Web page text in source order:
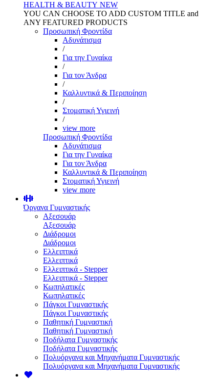
HEALTH & BEAUTY NEW
YOU CAN CHOOSE TO ADD CUSTOM TITLE and
ANY FEATURED PRODUCTS
Προσωπική Φροντίδα
Αδυνάτισμα
/
Για την Γυναίκα
/
Για τον Άνδρα
/
Καλλυντικά & Περιποίηση
/
Στοματική Υγιεινή
/
view more
Προσωπική Φροντίδα
Αδυνάτισμα
Για την Γυναίκα
Για τον Άνδρα
Καλλυντικά & Περιποίηση
Στοματική Υγιεινή
view more
Όργανα Γυμναστικής
Αξεσουάρ
Αξεσουάρ
Διάδρομοι
Διάδρομοι
Ελλειπτικά
Ελλειπτικά
Ελλειπτικά - Stepper
Ελλειπτικά - Stepper
Κωπηλατικές
Κωπηλατικές
Πάγκοι Γυμναστικής
Πάγκοι Γυμναστικής
Παθητική Γυμναστική
Παθητική Γυμναστική
Ποδήλατα Γυμναστικής
Ποδήλατα Γυμναστικής
Πολυόργανα και Μηχανήματα Γυμναστικής
Πολυόργανα και Μηχανήματα Γυμναστικής